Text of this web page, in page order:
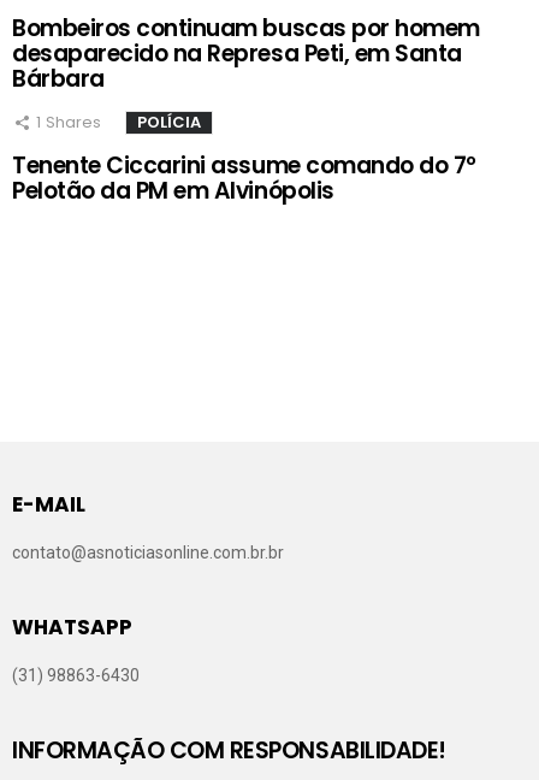
Bombeiros continuam buscas por homem
desaparecido na Represa Peti, em Santa
Bárbara
1 Shares POLÍCIA
Tenente Ciccarini assume comando do 7º
Pelotão da PM em Alvinópolis
E-MAIL
contato@asnoticiasonline.com.br.br
WHATSAPP
(31) 98863-6430
INFORMAÇÃO COM RESPONSABILIDADE!